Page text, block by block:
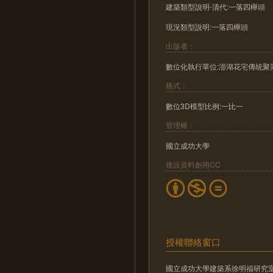
建築類型說明-清代:一落四櫸頭
現況類型說明:一落四櫸頭
出版者：
數位化執行單位:澎湖花宅傳統
格式：
數位3D模型比例:一比一
管理權：
國立成功大學
後設資料創用CC
授權聯絡窗口
國立成功大學建築系徐明福研究